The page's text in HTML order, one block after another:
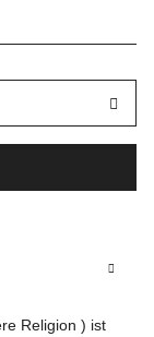
Religion ) ist